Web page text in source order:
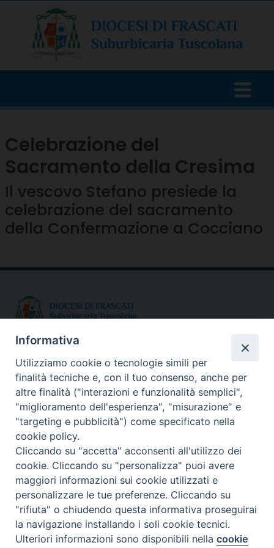
content
Celebrazione del
Sacramento della Cresima
Il vescovo Stefano presiede la
celebrazione del sacramento
della Confermazione a Cocciano
Piazza Paolo III 10 - 00044 Frascati
Tel. 069420467
Email:
seguici su :
Facebook
X YouTube
Feed
Preferenze Cookie
Informativa
Utilizziamo cookie o tecnologie simili per
finalità tecniche e, con il tuo consenso, anche per
altre finalità ("interazioni e funzionalità semplici",
"miglioramento dell'esperienza", "misurazione" e
"targeting e pubblicità") come specificato nella
cookie policy.
Cliccando su "accetta" acconsenti all'utilizzo dei
cookie. Cliccando su "personalizza" puoi avere
maggiori informazioni sui cookie utilizzati e
personalizzare le tue preferenze. Cliccando su
"rifiuta" o chiudendo questa informativa proseguirai
la navigazione installando i soli cookie tecnici.
Ulteriori informazioni sono disponibili nellacookie